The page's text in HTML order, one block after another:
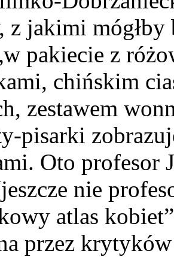
z jakimi
pakiecie z
chińskim
zestawem
pisarki
Oto profesor
nie
atlas
przez